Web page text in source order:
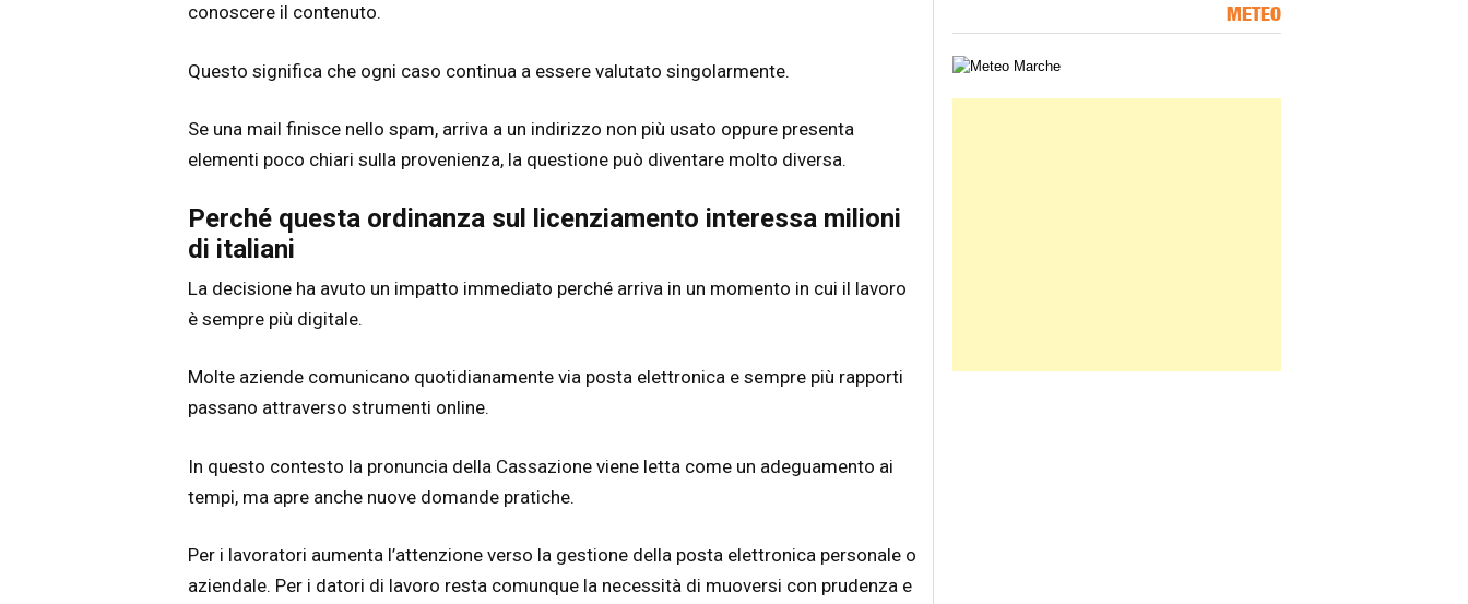
conoscere il contenuto.
Questo significa che ogni caso continua a essere valutato singolarmente.
Se una mail finisce nello spam, arriva a un indirizzo non più usato oppure presenta
elementi poco chiari sulla provenienza, la questione può diventare molto diversa.
Perché questa ordinanza sul licenziamento interessa milioni
di italiani
La decisione ha avuto un impatto immediato perché arriva in un momento in cui il lavoro
è sempre più digitale.
Molte aziende comunicano quotidianamente via posta elettronica e sempre più rapporti
passano attraverso strumenti online.
In questo contesto la pronuncia della Cassazione viene letta come un adeguamento ai
tempi, ma apre anche nuove domande pratiche.
Per i lavoratori aumenta l’attenzione verso la gestione della posta elettronica personale o
aziendale. Per i datori di lavoro resta comunque la necessità di muoversi con prudenza e
METEO
Carta meteorologica delle Marche